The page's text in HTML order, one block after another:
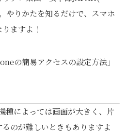
やりかたを知るだけで、スマホ
ますよ！
の簡易アクセスの設定方法」
種によっては画面が大きく、片
のが難しいときもありますよ